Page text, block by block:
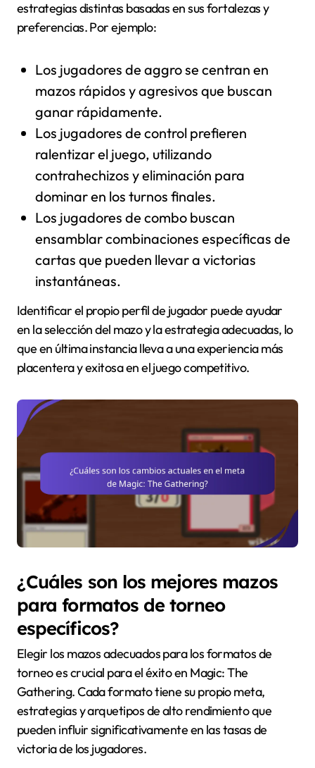
estrategias distintas basadas en sus fortalezas y
preferencias. Por ejemplo:
Los jugadores de aggro se centran en
mazos rápidos y agresivos que buscan
ganar rápidamente.
Los jugadores de control prefieren
ralentizar el juego, utilizando
contrahechizos y eliminación para
dominar en los turnos finales.
Los jugadores de combo buscan
ensamblar combinaciones específicas de
cartas que pueden llevar a victorias
instantáneas.
Identificar el propio perfil de jugador puede ayudar
en la selección del mazo y la estrategia adecuadas, lo
que en última instancia lleva a una experiencia más
placentera y exitosa en el juego competitivo.
¿Cuáles son los mejores mazos
para formatos de torneo
específicos?
Elegir los mazos adecuados para los formatos de
torneo es crucial para el éxito en Magic: The
Gathering. Cada formato tiene su propio meta,
estrategias y arquetipos de alto rendimiento que
pueden influir significativamente en las tasas de
victoria de los jugadores.